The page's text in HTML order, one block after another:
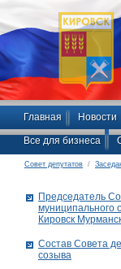
Главная Новости
Все для бизнеса
Совет депутатов /
Председатель
муниципального
Кировск
Состав Совета
созыва